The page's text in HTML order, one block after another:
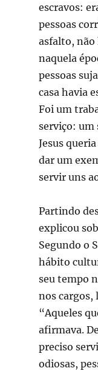
escravos:
pessoas
asfalto, não
naquela
pessoas
casa havia
Foi um
serviço: um
Jesus
dar um
servir uns
Partindo
explicou
Segundo o
hábito
seu tempo
nos cargos,
“Aqueles
afirmava.
preciso
odiosas,